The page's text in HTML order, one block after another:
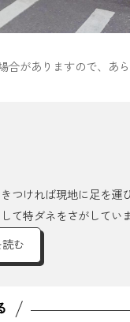
がありますので、あら
つければ現地に足を運
て特ダネをさがしていま
む